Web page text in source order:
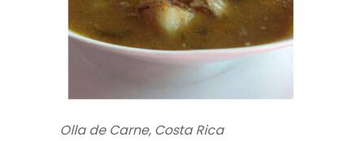
Olla de Carne, Costa Rica